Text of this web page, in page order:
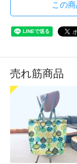
この
売れ筋商品